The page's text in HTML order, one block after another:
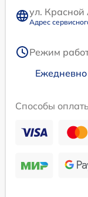
ул.
Адрес
Режим
Способы